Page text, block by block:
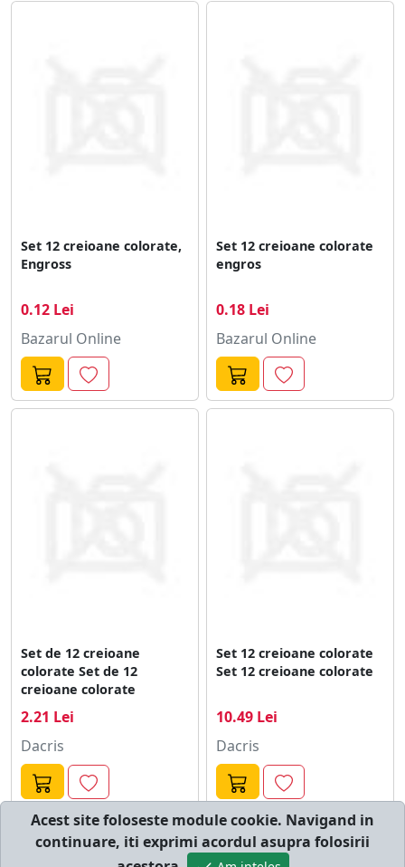
Set 12 creioane colorate,
Engross
0.12 Lei
Bazarul Online
Set 12 creioane colorate
engros
0.18 Lei
Bazarul Online
Set de 12 creioane
colorate Set de 12
creioane colorate
2.21 Lei
Dacris
Set 12 creioane colorate
Set 12 creioane colorate
10.49 Lei
Dacris
© cumperi.net | Catalog cumparaturi online
Acest site foloseste module cookie. Navigand in
continuare, iti exprimi acordul asupra folosirii